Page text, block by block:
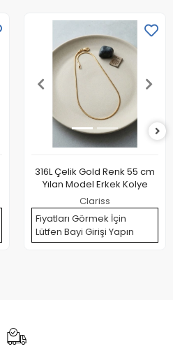
316L Çelik Gold Renk 55 cm
Yılan Model Erkek Kolye
Clariss
Fiyatları Görmek İçin
Lütfen Bayi Girişi Yapın